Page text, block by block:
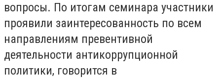
вопросы. По итогам семинара участники
проявили заинтересованность по всем
направлениям превентивной
деятельности антикоррупционной
политики, говорится в